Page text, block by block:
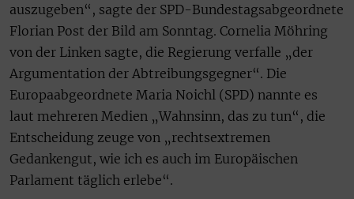
auszugeben“, sagte der SPD-Bundestagsabgeordnete
Florian Post der Bild am Sonntag. Cornelia Möhring
von der Linken sagte, die Regierung verfalle „der
Argumentation der Abtreibungsgegner“. Die
Europaabgeordnete Maria Noichl (SPD) nannte es
laut mehreren Medien „Wahnsinn, das zu tun“, die
Entscheidung zeuge von „rechtsextremen
Gedankengut, wie ich es auch im Europäischen
Parlament täglich erlebe“.